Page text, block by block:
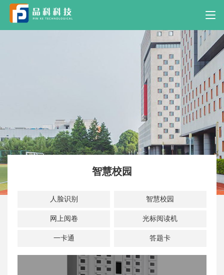
智慧校园
人脸识别 智慧校园
网上阅卷 光标阅读机
一卡通 答题卡